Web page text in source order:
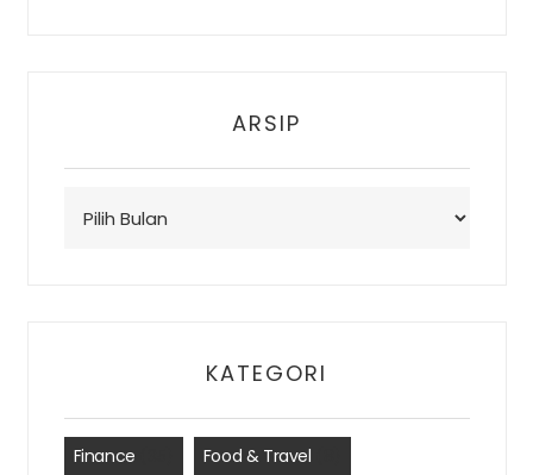
ARSIP
KATEGORI
Finance Food & Travel